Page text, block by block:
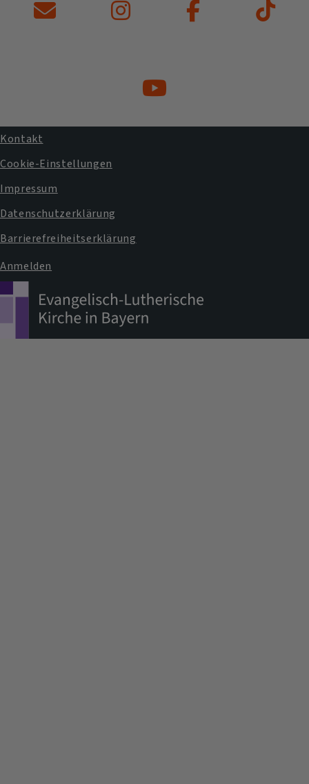
Fußbereichsmenü
Kontakt
Cookie-Einstellungen
Impressum
Datenschutzerklärung
Barrierefreiheitserklärung
Benutzermenü
Anmelden